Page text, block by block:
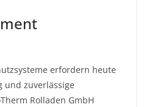
erfordern heute
und zuverlässige
Rolladen GmbH